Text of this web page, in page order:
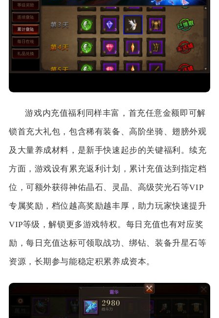
游戏内充值福利同样丰富，首充任意金额即可解
锁首充大礼包，包含稀有装备、高阶坐骑、翅膀外观
及大量养成材料，是新手快速起步的关键福利。续充
方面，游戏设有累充返利计划，累计充值达到指定档
位，可额外获得神佑晶石、灵晶、高级荧光石等VIP
专属奖励，档位越高奖励越丰厚，助力玩家快速提升
VIP等级，解锁更多游戏特权。每日充值也有对应奖
励，每日充值达标可领取战功、绑钻、装备升星石等
资源，长期参与能稳定积累养成资本。